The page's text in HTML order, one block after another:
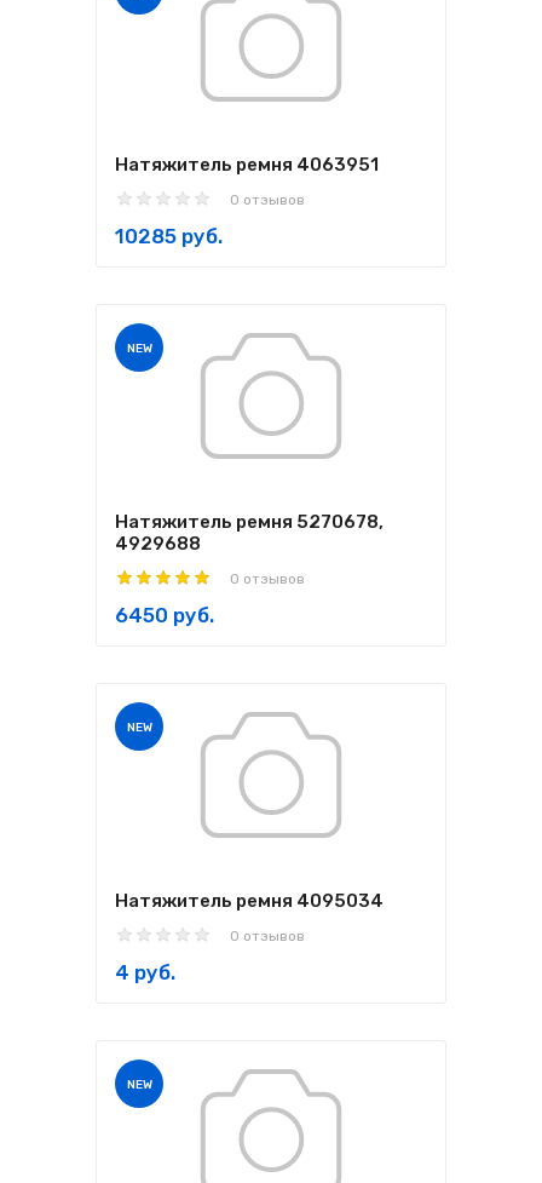
Натяжитель ремня 4063951
0 отзывов
10285 руб.
NEW
Натяжитель ремня 5270678,
4929688
0 отзывов
6450 руб.
NEW
Натяжитель ремня 4095034
0 отзывов
4 руб.
NEW